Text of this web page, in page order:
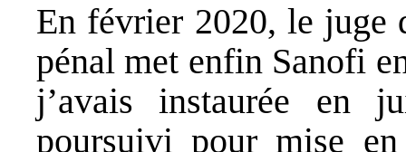
En février 2020, le juge
pénal met enfin Sanofi
j’avais instaurée en
poursuivi pour mise